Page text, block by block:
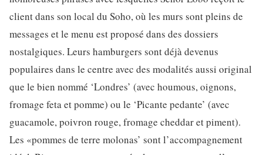
client dans son local du Soho, où les murs sont pleins de
messages et le menu est proposé dans des dossiers
nostalgiques. Leurs hamburgers sont déjà devenus
populaires dans le centre avec des modalités aussi original
que le bien nommé ‘Londres’ (avec houmous, oignons,
fromage feta et pomme) ou le ‘Picante pedante’ (avec
guacamole, poivron rouge, fromage cheddar et piment).
Les «pommes de terre molonas’ sont l’accompagnement